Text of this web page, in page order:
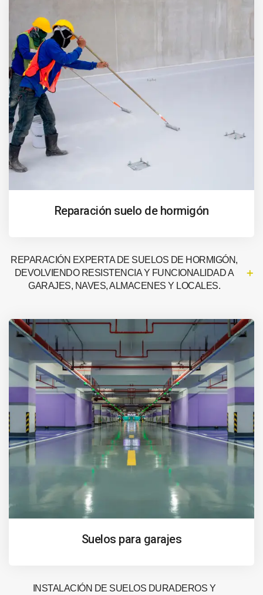
Reparación suelo de hormigón
REPARACIÓN EXPERTA DE SUELOS DE HORMIGÓN,
DEVOLVIENDO RESISTENCIA Y FUNCIONALIDAD A
GARAJES, NAVES, ALMACENES Y LOCALES.
Suelos para garajes
INSTALACIÓN DE SUELOS DURADEROS Y